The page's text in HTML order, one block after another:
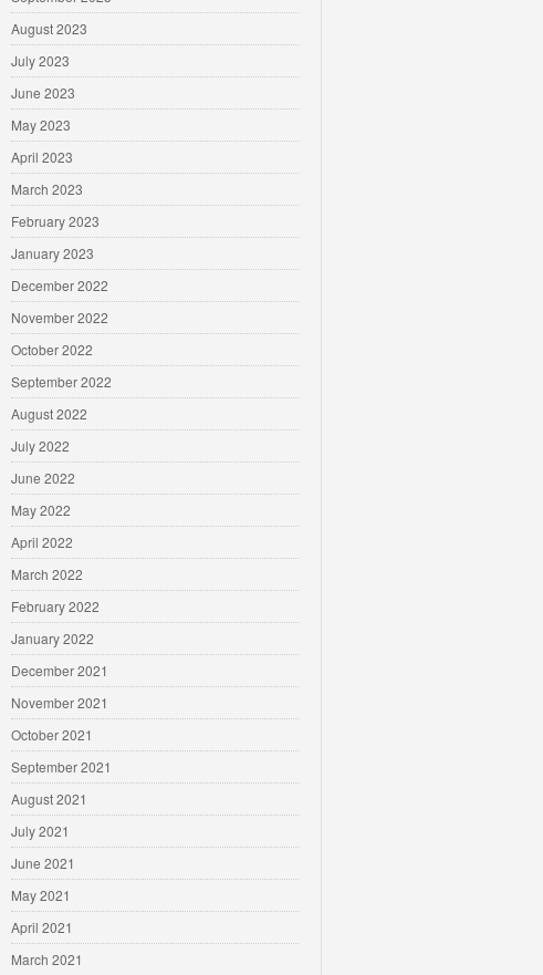
August 2023
July 2023
June 2023
May 2023
April 2023
March 2023
February 2023
January 2023
December 2022
November 2022
October 2022
September 2022
August 2022
July 2022
June 2022
May 2022
April 2022
March 2022
February 2022
January 2022
December 2021
November 2021
October 2021
September 2021
August 2021
July 2021
June 2021
May 2021
April 2021
March 2021